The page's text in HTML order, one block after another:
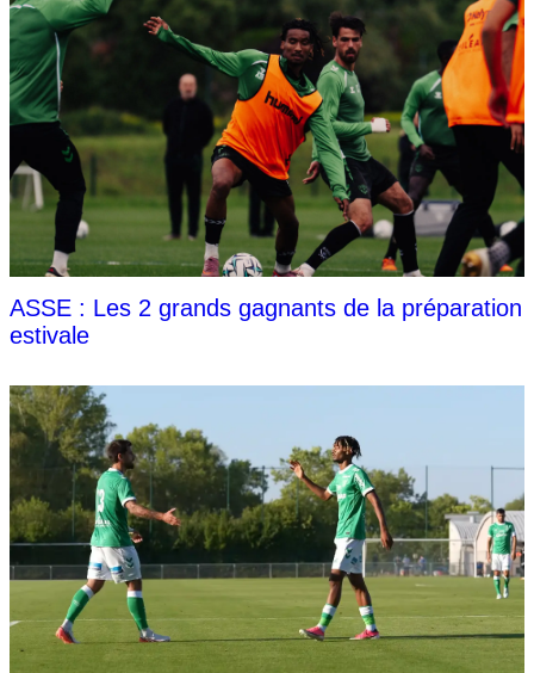
ASSE : Les 2 grands gagnants de la préparation
estivale